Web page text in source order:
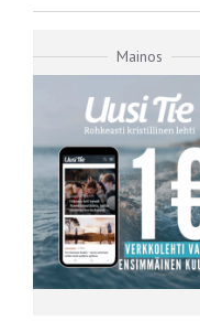
Mainos